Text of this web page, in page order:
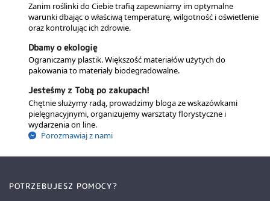
Zanim roślinki do Ciebie trafią zapewniamy im optymalne
warunki dbając o właściwą temperaturę, wilgotność i oświetlenie
oraz kontrolując ich zdrowie.
Dbamy o ekologię
Ograniczamy plastik. Większość materiałów użytych do
pakowania to materiały biodegradowalne.
Jesteśmy z Tobą po zakupach!
Chętnie służymy radą, prowadzimy bloga ze wskazówkami
pielęgnacyjnymi, organizujemy warsztaty florystyczne i
wydarzenia on line.
Porozmawiaj z nami
POTRZEBUJESZ POMOCY?